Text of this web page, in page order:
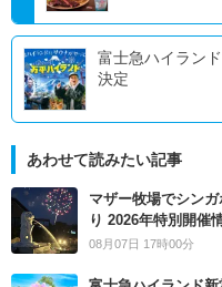
富士急ハイラン
決定
あわせて読みたい記事
マザー牧場でシン
り 2026年特別開催
08月07日 17時00分